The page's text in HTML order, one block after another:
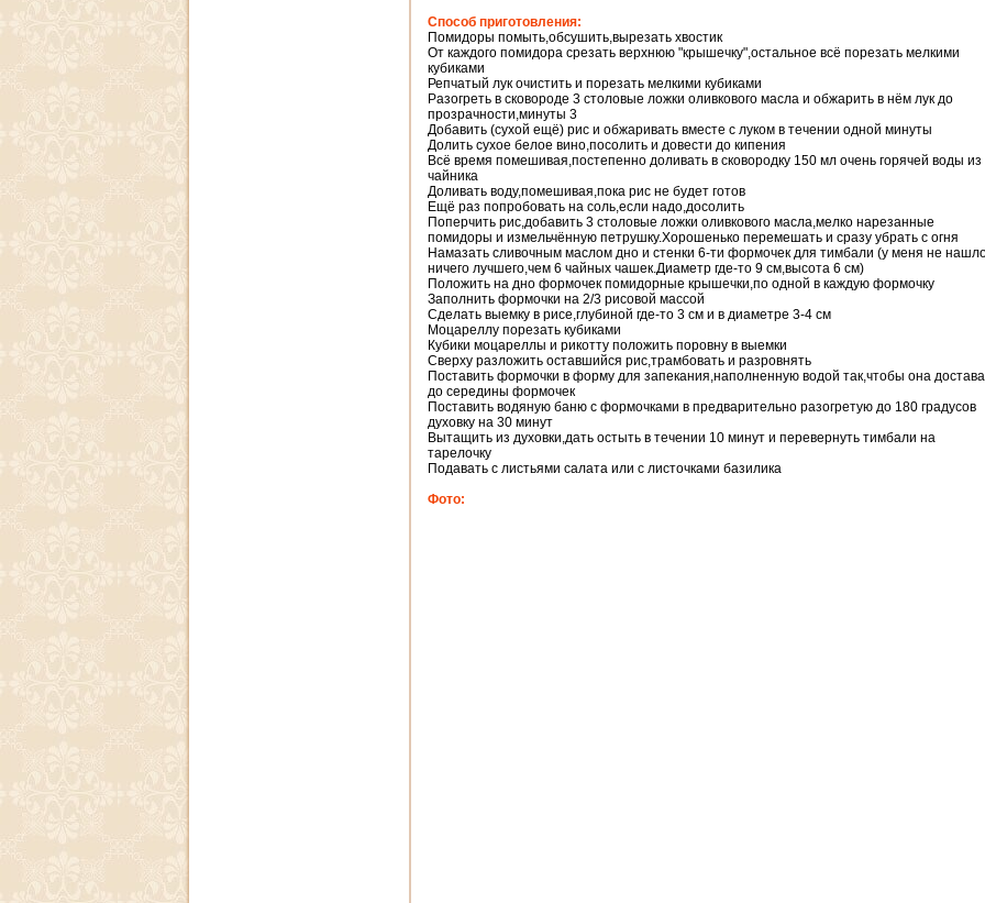
Способ приготовления:
Помидоры помыть,обсушить,вырезать хвостик
От каждого помидора срезать верхнюю "крышечку",остальное всё порезать мелкими
кубиками
Репчатый лук очистить и порезать мелкими кубиками
Разогреть в сковороде 3 столовые ложки оливкового масла и обжарить в нём лук до
прозрачности,минуты 3
Добавить (сухой ещё) рис и обжаривать вместе с луком в течении одной минуты
Долить сухое белое вино,посолить и довести до кипения
Всё время помешивая,постепенно доливать в сковородку 150 мл очень горячей воды из
чайника
Доливать воду,помешивая,пока рис не будет готов
Ещё раз попробовать на соль,если надо,досолить
Поперчить рис,добавить 3 столовые ложки оливкового масла,мелко нарезанные
помидоры и измельчённую петрушку.Хорошенько перемешать и сразу убрать с огня
Намазать сливочным маслом дно и стенки 6-ти формочек для тимбали (у меня не
ничего лучшего,чем 6 чайных чашек.Диаметр где-то 9 см,высота 6 см)
Положить на дно формочек помидорные крышечки,по одной в каждую формочку
Заполнить формочки на 2/3 рисовой массой
Сделать выемку в рисе,глубиной где-то 3 см и в диаметре 3-4 см
Моцареллу порезать кубиками
Кубики моцареллы и рикотту положить поровну в выемки
Сверху разложить оставшийся рис,трамбовать и разровнять
Поставить формочки в форму для запекания,наполненную водой так,чтобы она
до середины формочек
Поставить водяную баню с формочками в предварительно разогретую до 180 градусов
духовку на 30 минут
Вытащить из духовки,дать остыть в течении 10 минут и перевернуть тимбали на
тарелочку
Подавать с листьями салата или с листочками базилика
Фото: